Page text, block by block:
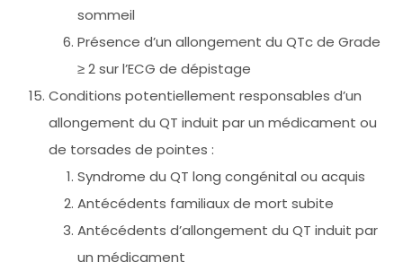
sommeil
Présence d’un allongement du QTc de Grade
≥ 2 sur l’ECG de dépistage
Conditions potentiellement responsables d’un
allongement du QT induit par un médicament ou
de torsades de pointes :
Syndrome du QT long congénital ou acquis
Antécédents familiaux de mort subite
Antécédents d’allongement du QT induit par
un médicament